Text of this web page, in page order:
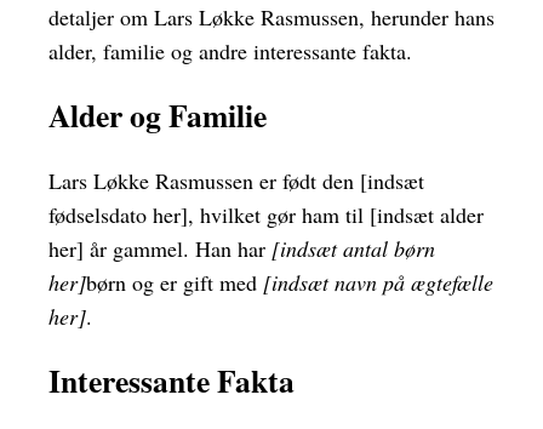
detaljer om Lars Løkke Rasmussen, herunder hans
alder, familie og andre interessante fakta.
Alder og Familie
Lars Løkke Rasmussen er født den [indsæt
fødselsdato her], hvilket gør ham til [indsæt alder
her] år gammel. Han har [indsæt antal børn
her]børn og er gift med [indsæt navn på ægtefælle
her].
Interessante Fakta